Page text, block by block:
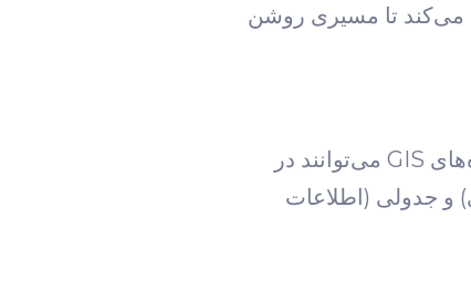
می‌کند تا مسیری روشن
داده‌ها، ستون فقرات هر پژوهش GIS هستند. کیفیت و صحت داده‌ها مستقیماً بر نتایج تحلیل تأثیر می‌گذارد. داده‌های GIS می‌توانند در
و جدولی (اطلاعات